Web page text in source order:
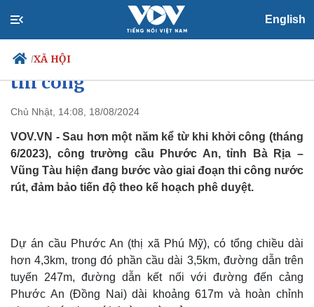
English
/XÃ HỘI
Chính trị
Đảng
Tổ chức nhân sự
Quốc hội
Nhận diện sự thật
Xã hội
Tin 24h
Dự báo thời tiết
Giáo dục
Dấu ấn VOV
Cầu Phước An nối Bà Rịa – Vũng
Tàu với Đồng Nai được gấp rút
thi công
Chủ Nhật, 14:08, 18/08/2024
VOV.VN - Sau hơn một năm kể từ khi khởi công (tháng
6/2023), công trường cầu Phước An, tỉnh Bà Rịa –
Vũng Tàu hiện đang bước vào giai đoạn thi công nước
rút, đảm bảo tiến độ theo kế hoạch phê duyệt.
Dự án cầu Phước An (thị xã Phú Mỹ), có tổng chiều dài
hơn 4,3km, trong đó phần cầu dài 3,5km, đường dẫn trên
tuyến 247m, đường dẫn kết nối với đường đến cảng
Phước An (Đồng Nai) dài khoảng 617m và hoàn chỉnh